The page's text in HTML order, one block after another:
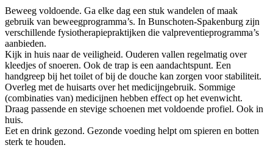
Beweeg voldoende. Ga elke dag een stuk wandelen of maak
gebruik van beweegprogramma’s. In Bunschoten-Spakenburg zijn
verschillende fysiotherapiepraktijken die valpreventieprogramma’s
aanbieden.
Kijk in huis naar de veiligheid. Ouderen vallen regelmatig over
kleedjes of snoeren. Ook de trap is een aandachtspunt. Een
handgreep bij het toilet of bij de douche kan zorgen voor stabiliteit.
Overleg met de huisarts over het medicijngebruik. Sommige
(combinaties van) medicijnen hebben effect op het evenwicht.
Draag passende en stevige schoenen met voldoende profiel. Ook in
huis.
Eet en drink gezond. Gezonde voeding helpt om spieren en botten
sterk te houden.